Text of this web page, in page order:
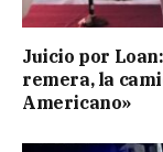
Juicio por
remera, la
Americano»